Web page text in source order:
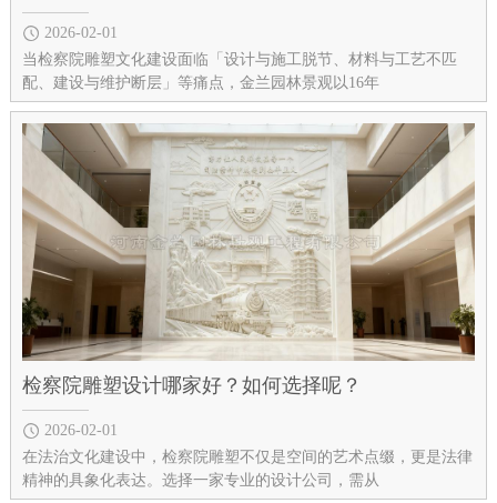
2026-02-01
当检察院雕塑文化建设面临「设计与施工脱节、材料与工艺不匹
配、建设与维护断层」等痛点，金兰园林景观以16年
检察院雕塑设计哪家好？如何选择呢？
2026-02-01
在法治文化建设中，检察院雕塑不仅是空间的艺术点缀，更是法律
精神的具象化表达。选择一家专业的设计公司，需从